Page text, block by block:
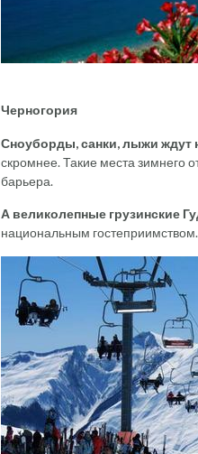
Черногория
Сноуборды, санки, лыжи ждут
скромнее. Такие места зимнего
барьера.
А великолепные грузинские
национальным гостеприимством.